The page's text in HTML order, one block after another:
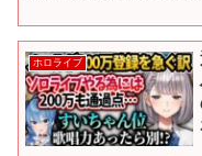
ホロライブ